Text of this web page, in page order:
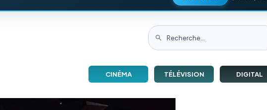
CINÉMA TÉLÉVISION DIGITAL